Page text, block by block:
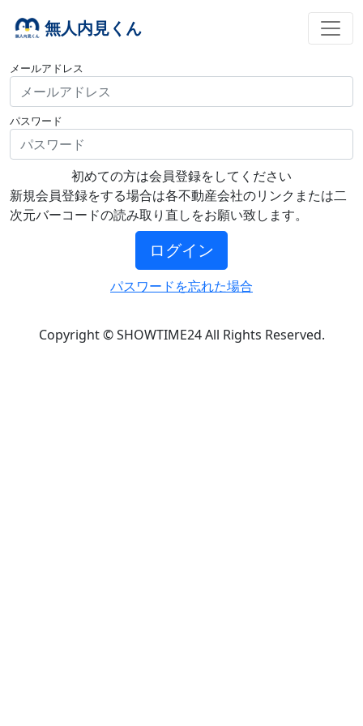
無人内見くん
メールアドレス
パスワード
初めての方は会員登録をしてください
新規会員登録をする場合は各不動産会社のリンクまたは二
次元バーコードの読み取り直しをお願い致します。
ログイン
パスワードを忘れた場合
Copyright © SHOWTIME24 All Rights Reserved.